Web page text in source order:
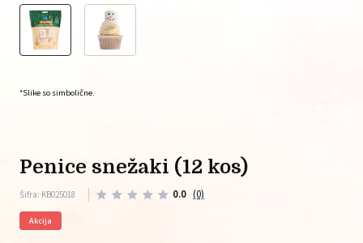
*Slike so simbolične.
penice snežaki (12 kos)
Šifra: KB025018 0.0 (0)
Akcija